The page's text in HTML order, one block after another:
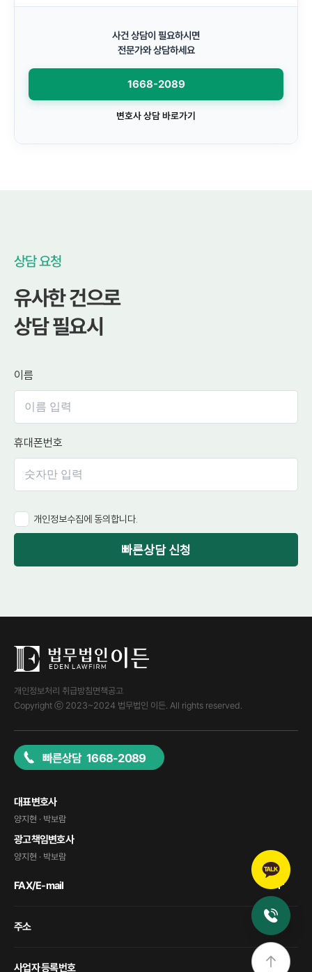
사건 상담이 필요하시면
전문가와 상담하세요
1668-2089
변호사 상담 바로가기
상담 요청
유사한 건으로
상담 필요시
이름
휴대폰번호
개인정보수집에 동의합니다.
빠른상담 신청
개인정보처리 취급방침면책공고
Copyright ⓒ 2023~2024 법무법인 이든. All rights reserved.
빠른상담 1668-2089
대표변호사
양지현 · 박보람
광고책임변호사
양지현 · 박보람
FAX/E-mail
주소
사업자 등록번호